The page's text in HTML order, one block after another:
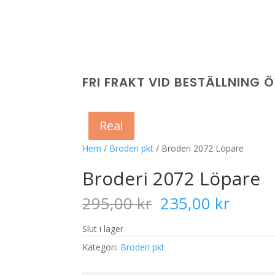
FRI FRAKT VID BESTÄLLNING
Hem / Broderi pkt / Broderi 2072 Löpare
Rea!
Broderi 2072 Löpare
295,00kr Det
ursprungliga
priset
var:
235,00 krDet
priset
Slut i lager
Kategori: Broderi pkt
Rea!
Rea!
Rea!